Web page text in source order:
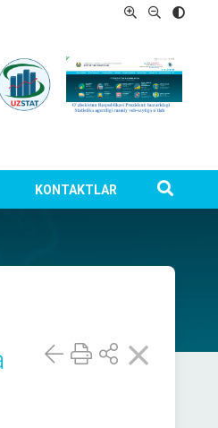
KONTAKTLAR